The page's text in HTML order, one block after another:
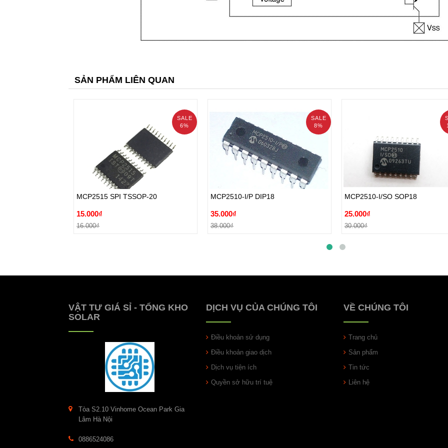
SẢN PHẨM LIÊN QUAN
SALE
6%
MCP2515 SPI TSSOP-20
15.000₫
16.000₫
MCP2515 SPI TSSOP-20
SALE
8%
MCP2510-I/P DIP18
35.000₫
38.000₫
MCP2510-I/P DIP18
MCP2510-I/SO SOP18
25.000₫
30.000₫
MCP2510-I/SO SOP18
VẬT TƯ GIÁ SỈ - TỔNG KHO
SOLAR
Tòa S2.10 Vinhome Ocean Park Gia
Lâm Hà Nội
0886524086
DỊCH VỤ CỦA CHÚNG TÔI
Điều khoản sử dụng
Điều khoản giao dịch
Dịch vụ tiện ích
Quyền sở hữu trí tuệ
VỀ CHÚNG TÔI
Trang chủ
Sản phẩm
Tin tức
Liên hệ